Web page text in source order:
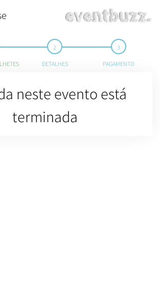
DETALHES PAGAMENTO
neste evento está
terminada